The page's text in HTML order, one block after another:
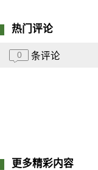
热门评论
0 条评论
更多精彩内容